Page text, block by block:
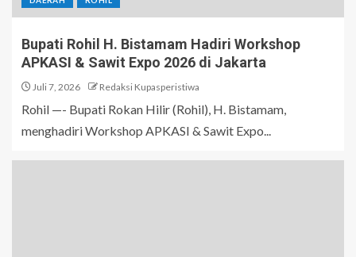
Bupati Rohil H. Bistamam Hadiri Workshop
APKASI & Sawit Expo 2026 di Jakarta
Juli 7, 2026 Redaksi Kupasperistiwa
Rohil —- Bupati Rokan Hilir (Rohil), H. Bistamam,
menghadiri Workshop APKASI & Sawit Expo...